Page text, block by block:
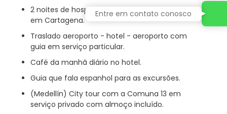
2 noites de hospedagem em quarto standard
em Cartagena.
Traslado aeroporto - hotel - aeroporto com
guia em serviço particular.
Café da manhã diário no hotel.
Guia que fala espanhol para as excursões.
(Medellín) City tour com a Comuna 13 em
serviço privado com almoço incluído.
Entre em contato conosco